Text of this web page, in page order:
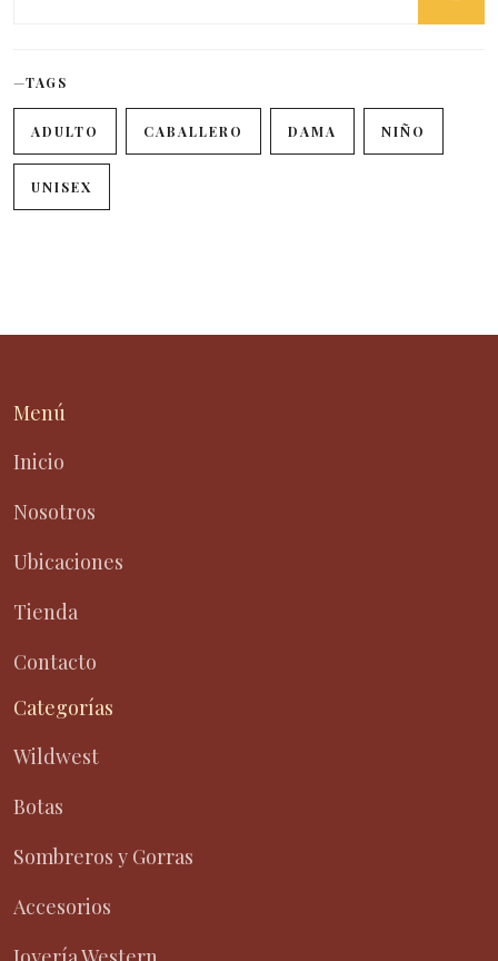
TAGS
ADULTO CABALLERO DAMA NIÑO
UNISEX
Menú
Inicio
Nosotros
Ubicaciones
Tienda
Contacto
Categorías
Wildwest
Botas
Sombreros y Gorras
Accesorios